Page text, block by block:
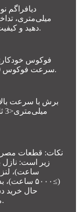
میلی‌متری،
دهید و کیفیت برش و طول عمر مفید را تضمین کنید.
فوکوس
سرعت فوکوس 10 متر بر دقیقه، دقت تکرار 50 میکرون.
نکات: قطعات
حال خرید
مصرفی را به عنوان گزینه خریداری کنید.